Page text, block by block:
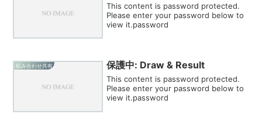
This content is password protected.
Please enter your password below to
view it.password
組み合わせ共有 保護中: Draw & Result
This content is password protected.
Please enter your password below to
view it.password